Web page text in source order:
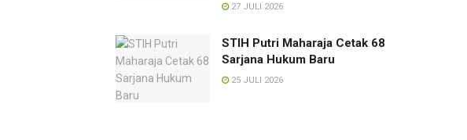
27 JULI 2026
STIH Putri Maharaja Cetak 68
Sarjana Hukum Baru
25 JULI 2026